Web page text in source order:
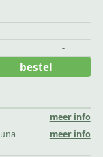
-
meer info
meer info
bestel